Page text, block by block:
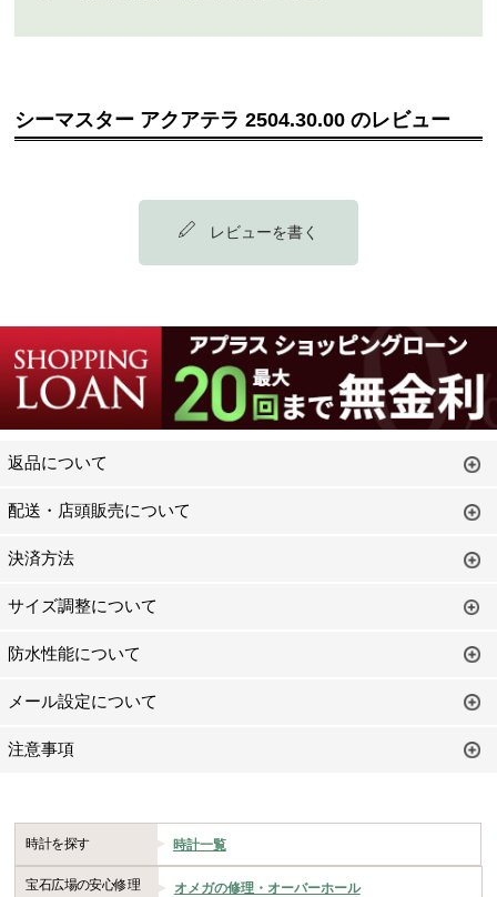
シーマスター アクアテラ 2504.30.00 のレビュー
レビューを書く
返品について
配送・店頭販売について
決済方法
サイズ調整について
防水性能について
メール設定について
注意事項
時計を探す 時計一覧
宝石広場の安心修理 オメガの修理・オーバーホール